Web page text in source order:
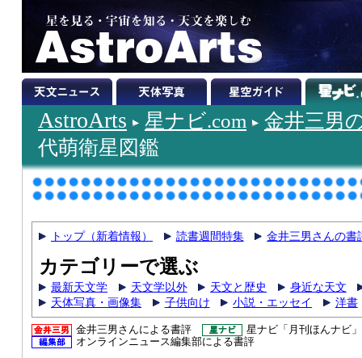
AstroArts 星ナビ.com
金井三男
代萌衛星図鑑
トップ（新着情報） 読書週間特集 金井三男さんの書
カテゴリーで選ぶ
最新天文学 天文学以外 天文と歴史
身近な天文
天体写真・画像集
子供向け 小説・エッセイ 洋書
金井三男さんによる書評
星ナビ「月刊ほんナビ
オンラインニュース編集部による書評